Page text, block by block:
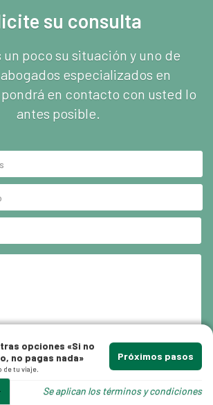
su consulta
un poco su situación y uno de
especializados en
en contacto con usted lo
antes posible.
opciones «Si no
no pagas nada»
de tu viaje.
Próximos pasos
Se aplican los términos y condiciones